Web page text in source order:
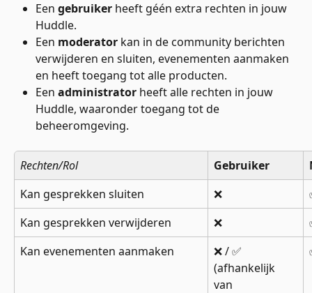
Een gebruiker heeft géén extra rechten in jouw
Huddle.
Een moderator kan in de community berichten
verwijderen en sluiten, evenementen aanmaken
en heeft toegang tot alle producten.
Een administrator heeft alle rechten in jouw
Huddle, waaronder toegang tot de
beheeromgeving.
Rechten/Rol Gebruiker
Kan gesprekken sluiten
❌
Kan gesprekken verwijderen
❌
Kan evenementen aanmaken
❌ / ✅
(afhankelijk
van